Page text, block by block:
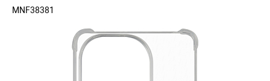
MNF38381